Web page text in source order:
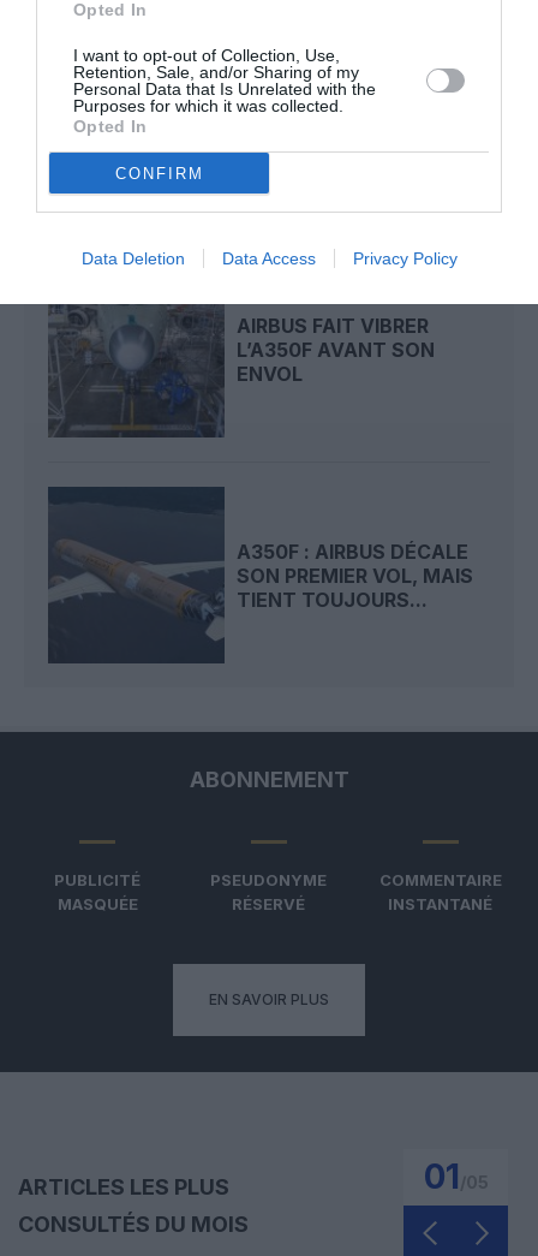
Opted In
I want to opt-out of Collection, Use,
Retention, Sale, and/or Sharing of my
Personal Data that Is Unrelated with the
Purposes for which it was collected.
Opted In
CONFIRM
Data Deletion Data Access Privacy Policy
AIRBUS DOIT ACCÉLÉRER
MOIS NÉCESSAIRES...
AIRBUS FAIT VIBRER
L’A350F AVANT SON
ENVOL
A350F : AIRBUS DÉCALE
SON PREMIER VOL, MAIS
TIENT TOUJOURS...
ABONNEMENT
PUBLICITÉ
MASQUÉE
PSEUDONYME
RÉSERVÉ
COMMENTAIRE
INSTANTANÉ
EN SAVOIR PLUS
ARTICLES LES PLUS
CONSULTÉS DU MOIS
01